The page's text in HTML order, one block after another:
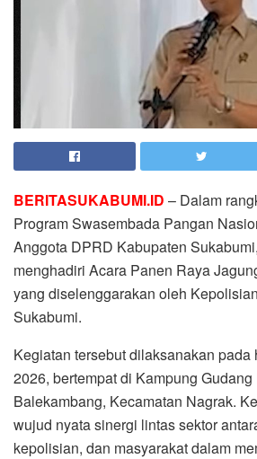
BERITASUKABUMI.ID – Dalam
Program Swasembada Pangan
Anggota DPRD Kabupaten
menghadiri Acara Panen Raya
yang diselenggarakan oleh
Sukabumi.
Kegiatan tersebut dilaksanakan pada
2026, bertempat di Kampung
Balekambang, Kecamatan Nagrak.
wujud nyata sinergi lintas sektor
kepolisian, dan masyarakat dalam